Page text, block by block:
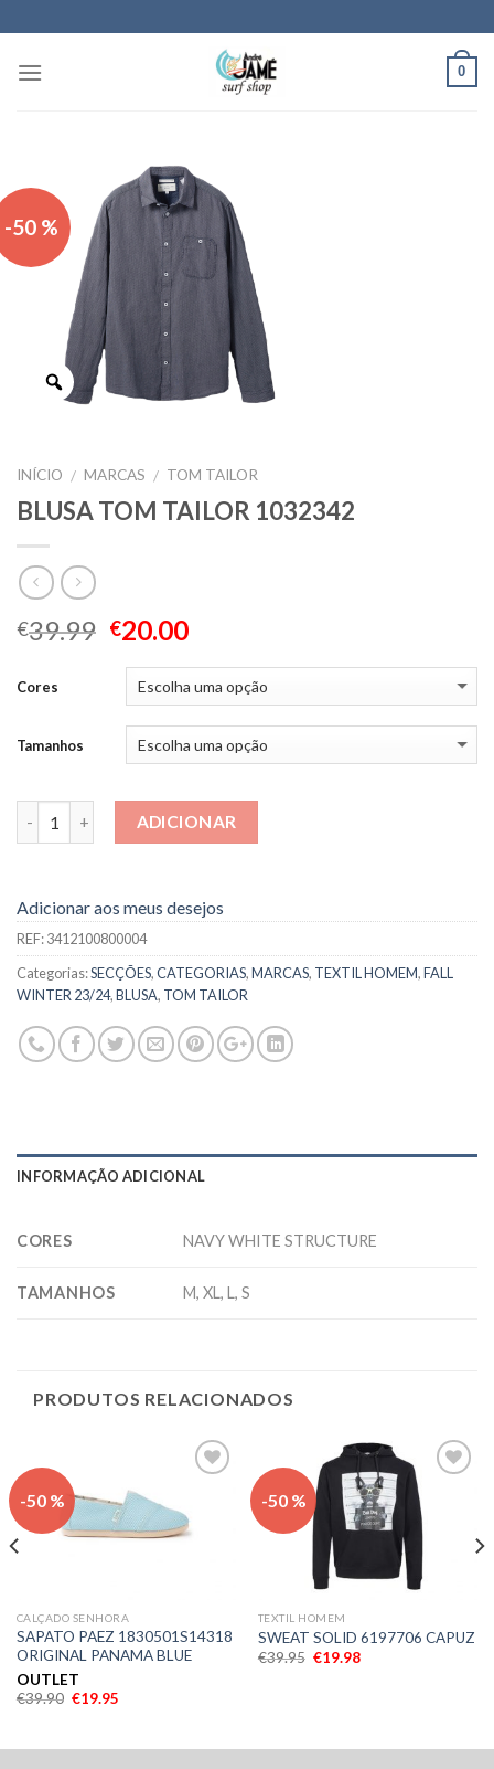
to
content
0
-50 %
INÍCIO / MARCAS / TOM TAILOR
BLUSA TOM TAILOR 1032342
€39.99 €20.00
Cores
Tamanhos
Quantidade ADICIONAR
Adicionar aos meus desejos
REF:3412100800004
Categorias:SECÇÕES,CATEGORIAS,MARCAS, TEXTIL HOMEM,FALL
WINTER 23/24,BLUSA, TOM TAILOR
INFORMAÇÃO ADICIONAL
CORES NAVY WHITE STRUCTURE
TAMANHOS M, XL, L, S
PRODUTOS RELACIONADOS
-50 %
aos meus
desejos
CALÇADO SENHORA
SAPATO PAEZ 1830501S14318
ORIGINAL PANAMA BLUE
OUTLET
€39.90 €19.95
-50 %
Adicionar
aos meus
desejos
TEXTIL HOMEM
SWEAT SOLID 6197706 CAPUZ
€39.95 €19.98